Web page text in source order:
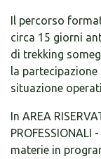
Il percorso
circa 15 giorni
di trekking
la partecipazione
situazione
In AREA
materie in